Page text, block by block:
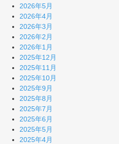
2026年5月
2026年4月
2026年3月
2026年2月
2026年1月
2025年12月
2025年11月
2025年10月
2025年9月
2025年8月
2025年7月
2025年6月
2025年5月
2025年4月